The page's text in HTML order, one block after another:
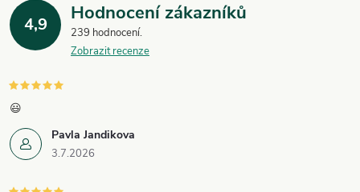
4,9 Hodnocení zákazníků
239 hodnocení
Zobrazit recenze
Pavla Jandikova
3.7.2026
😃